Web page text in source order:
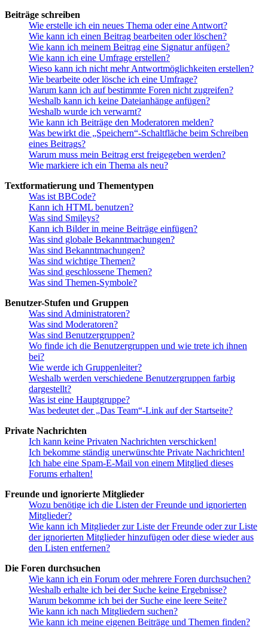
Beiträge schreiben
Wie erstelle ich ein neues Thema oder eine Antwort?
Wie kann ich einen Beitrag bearbeiten oder löschen?
Wie kann ich meinem Beitrag eine Signatur anfügen?
Wie kann ich eine Umfrage erstellen?
Wieso kann ich nicht mehr Antwortmöglichkeiten erstellen?
Wie bearbeite oder lösche ich eine Umfrage?
Warum kann ich auf bestimmte Foren nicht zugreifen?
Weshalb kann ich keine Dateianhänge anfügen?
Weshalb wurde ich verwarnt?
Wie kann ich Beiträge den Moderatoren melden?
Was bewirkt die „Speichern“-Schaltfläche beim Schreiben
eines Beitrags?
Warum muss mein Beitrag erst freigegeben werden?
Wie markiere ich ein Thema als neu?
Textformatierung und Thementypen
Was ist BBCode?
Kann ich HTML benutzen?
Was sind Smileys?
Kann ich Bilder in meine Beiträge einfügen?
Was sind globale Bekanntmachungen?
Was sind Bekanntmachungen?
Was sind wichtige Themen?
Was sind geschlossene Themen?
Was sind Themen-Symbole?
Benutzer-Stufen und Gruppen
Was sind Administratoren?
Was sind Moderatoren?
Was sind Benutzergruppen?
Wo finde ich die Benutzergruppen und wie trete ich ihnen
bei?
Wie werde ich Gruppenleiter?
Weshalb werden verschiedene Benutzergruppen farbig
dargestellt?
Was ist eine Hauptgruppe?
Was bedeutet der „Das Team“-Link auf der Startseite?
Private Nachrichten
Ich kann keine Privaten Nachrichten verschicken!
Ich bekomme ständig unerwünschte Private Nachrichten!
Ich habe eine Spam-E-Mail von einem Mitglied dieses
Forums erhalten!
Freunde und ignorierte Mitglieder
Wozu benötige ich die Listen der Freunde und ignorierten
Mitglieder?
Wie kann ich Mitglieder zur Liste der Freunde oder zur Liste
der ignorierten Mitglieder hinzufügen oder diese wieder aus
den Listen entfernen?
Die Foren durchsuchen
Wie kann ich ein Forum oder mehrere Foren durchsuchen?
Weshalb erhalte ich bei der Suche keine Ergebnisse?
Warum bekomme ich bei der Suche eine leere Seite?
Wie kann ich nach Mitgliedern suchen?
Wie kann ich meine eigenen Beiträge und Themen finden?